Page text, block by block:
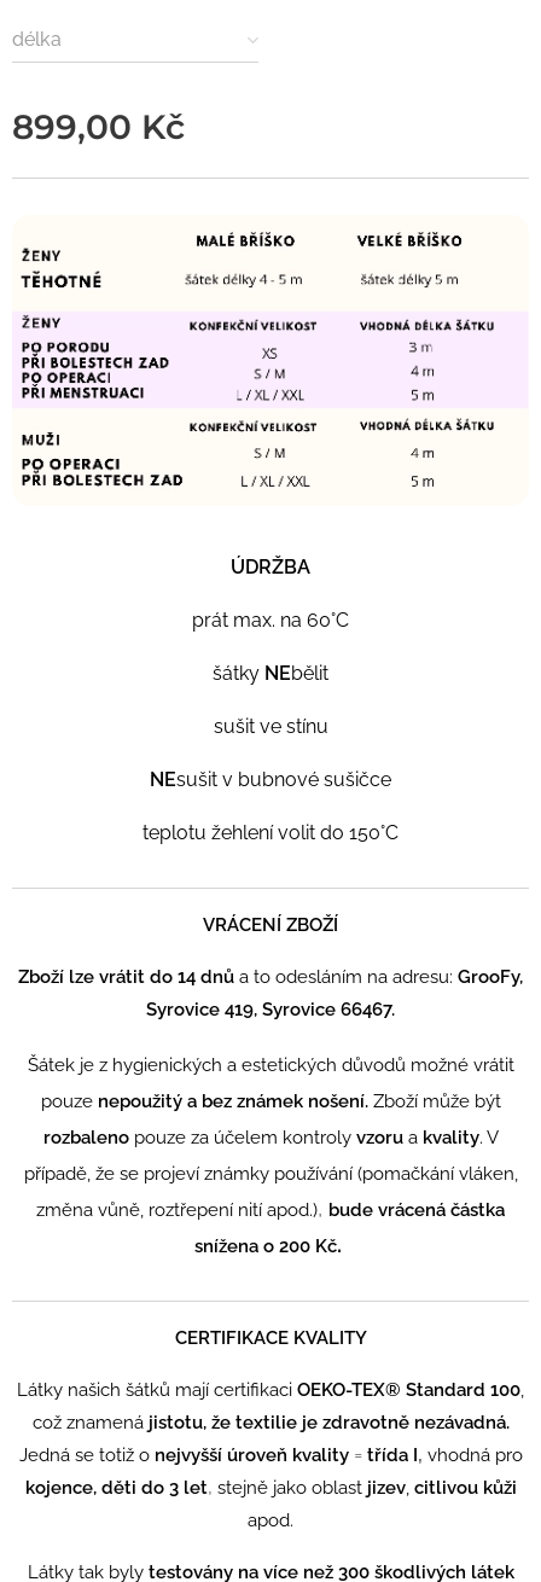
délka
899,00 Kč
ÚDRŽBA
prát max. na 60°C
šátky NEbělit
sušit ve stínu
NEsušit v bubnové sušičce
teplotu žehlení volit do 150°C
VRÁCENÍ ZBOŽÍ
Zboží lze vrátit do 14 dnů a to odesláním na adresu: GrooFy,
Syrovice 419, Syrovice 66467.
Šátek je z hygienických a estetických důvodů možné vrátit
pouze nepoužitý a bez známek nošení. Zboží může být
rozbaleno pouze za účelem kontroly vzorua kvality. V
případě, že se projeví známky používání (pomačkání vláken,
změna vůně, roztřepení nití apod.), bude vrácená částka
snížena o 200 Kč.
CERTIFIKACE KVALITY
Látky našich šátků mají certifikaci OEKO-TEX® Standard 100
což znamená jistotu, že textilie je zdravotně nezávadná.
Jedná se totiž o nejvyšší úroveň kvality = třída I, vhodná pro
kojence, děti do 3 let, stejně jako oblast jizev, citlivou kůži
apod.
Látky tak byly testovány na více než 300 škodlivých látek